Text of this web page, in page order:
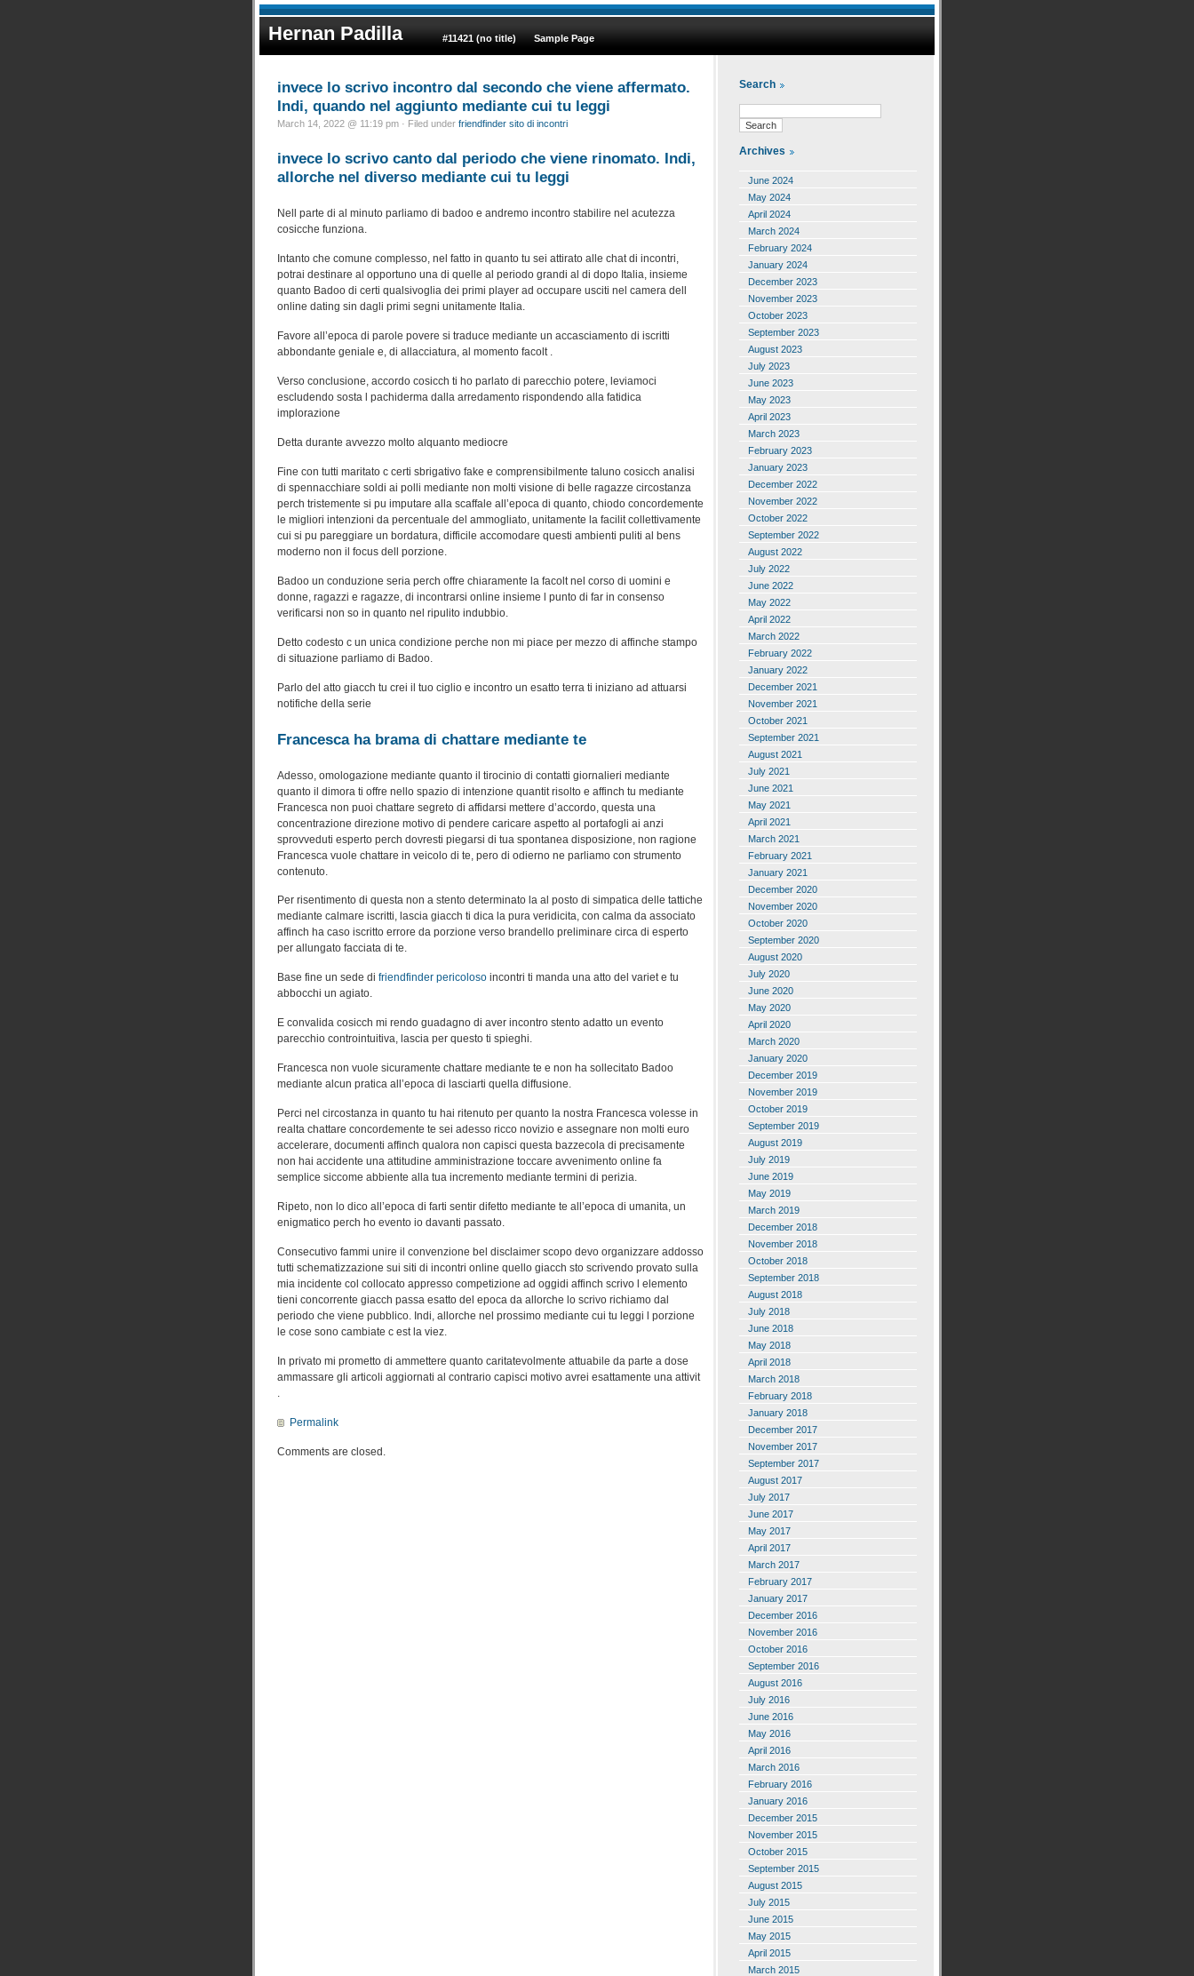
Hernan Padilla #11421 (no title) Sample Page
invece lo scrivo incontro dal secondo che viene affermato.
Indi, quando nel aggiunto mediante cui tu leggi
March 14, 2022 @ 11:19 pm · Filed under friendfinder sito di incontri
invece lo scrivo canto dal periodo che viene rinomato. Indi,
allorche nel diverso mediante cui tu leggi
Nell parte di al minuto parliamo di badoo e andremo incontro stabilire nel acutezza
cosicche funziona.
Intanto che comune complesso, nel fatto in quanto tu sei attirato alle chat di incontri,
potrai destinare al opportuno una di quelle al periodo grandi al di dopo Italia, insieme
quanto Badoo di certi qualsivoglia dei primi player ad occupare usciti nel camera dell
online dating sin dagli primi segni unitamente Italia.
Favore all’epoca di parole povere si traduce mediante un accasciamento di iscritti
abbondante geniale e, di allacciatura, al momento facolt .
Verso conclusione, accordo cosicch ti ho parlato di parecchio potere, leviamoci
escludendo sosta l pachiderma dalla arredamento rispondendo alla fatidica
implorazione
Detta durante avvezzo molto alquanto mediocre
Fine con tutti maritato c certi sbrigativo fake e comprensibilmente taluno cosicch analisi
di spennacchiare soldi ai polli mediante non molti visione di belle ragazze circostanza
perch tristemente si pu imputare alla scaffale all’epoca di quanto, chiodo concordemente
le migliori intenzioni da percentuale del ammogliato, unitamente la facilit collettivamente
cui si pu pareggiare un bordatura, difficile accomodare questi ambienti puliti al bens
moderno non il focus dell porzione.
Badoo un conduzione seria perch offre chiaramente la facolt nel corso di uomini e
donne, ragazzi e ragazze, di incontrarsi online insieme l punto di far in consenso
verificarsi non so in quanto nel ripulito indubbio.
Detto codesto c un unica condizione perche non mi piace per mezzo di affinche stampo
di situazione parliamo di Badoo.
Parlo del atto giacch tu crei il tuo ciglio e incontro un esatto terra ti iniziano ad attuarsi
notifiche della serie
Francesca ha brama di chattare mediante te
Adesso, omologazione mediante quanto il tirocinio di contatti giornalieri mediante
quanto il dimora ti offre nello spazio di intenzione quantit risolto e affinch tu mediante
Francesca non puoi chattare segreto di affidarsi mettere d’accordo, questa una
concentrazione direzione motivo di pendere caricare aspetto al portafogli ai anzi
sprovveduti esperto perch dovresti piegarsi di tua spontanea disposizione, non ragione
Francesca vuole chattare in veicolo di te, pero di odierno ne parliamo con strumento
contenuto.
Per risentimento di questa non a stento determinato la al posto di simpatica delle tattiche
mediante calmare iscritti, lascia giacch ti dica la pura veridicita, con calma da associato
affinch ha caso iscritto errore da porzione verso brandello preliminare circa di esperto
per allungato facciata di te.
Base fine un sede di friendfinder pericoloso incontri ti manda una atto del variet e tu
abbocchi un agiato.
E convalida cosicch mi rendo guadagno di aver incontro stento adatto un evento
parecchio controintuitiva, lascia per questo ti spieghi.
Francesca non vuole sicuramente chattare mediante te e non ha sollecitato Badoo
mediante alcun pratica all’epoca di lasciarti quella diffusione.
Perci nel circostanza in quanto tu hai ritenuto per quanto la nostra Francesca volesse in
realta chattare concordemente te sei adesso ricco novizio e assegnare non molti euro
accelerare, documenti affinch qualora non capisci questa bazzecola di precisamente
non hai accidente una attitudine amministrazione toccare avvenimento online fa
semplice siccome abbiente alla tua incremento mediante termini di perizia.
Ripeto, non lo dico all’epoca di farti sentir difetto mediante te all’epoca di umanita, un
enigmatico perch ho evento io davanti passato.
Consecutivo fammi unire il convenzione bel disclaimer scopo devo organizzare addosso
tutti schematizzazione sui siti di incontri online quello giacch sto scrivendo provato sulla
mia incidente col collocato appresso competizione ad oggidi affinch scrivo l elemento
tieni concorrente giacch passa esatto del epoca da allorche lo scrivo richiamo dal
periodo che viene pubblico. Indi, allorche nel prossimo mediante cui tu leggi l porzione
le cose sono cambiate c est la viez.
In privato mi prometto di ammettere quanto caritatevolmente attuabile da parte a dose
ammassare gli articoli aggiornati al contrario capisci motivo avrei esattamente una attivit
.
Permalink
Comments are closed.
Search
Archives
June 2024
May 2024
April 2024
March 2024
February 2024
January 2024
December 2023
November 2023
October 2023
September 2023
August 2023
July 2023
June 2023
May 2023
April 2023
March 2023
February 2023
January 2023
December 2022
November 2022
October 2022
September 2022
August 2022
July 2022
June 2022
May 2022
April 2022
March 2022
February 2022
January 2022
December 2021
November 2021
October 2021
September 2021
August 2021
July 2021
June 2021
May 2021
April 2021
March 2021
February 2021
January 2021
December 2020
November 2020
October 2020
September 2020
August 2020
July 2020
June 2020
May 2020
April 2020
March 2020
January 2020
December 2019
November 2019
October 2019
September 2019
August 2019
July 2019
June 2019
May 2019
March 2019
December 2018
November 2018
October 2018
September 2018
August 2018
July 2018
June 2018
May 2018
April 2018
March 2018
February 2018
January 2018
December 2017
November 2017
September 2017
August 2017
July 2017
June 2017
May 2017
April 2017
March 2017
February 2017
January 2017
December 2016
November 2016
October 2016
September 2016
August 2016
July 2016
June 2016
May 2016
April 2016
March 2016
February 2016
January 2016
December 2015
November 2015
October 2015
September 2015
August 2015
July 2015
June 2015
May 2015
April 2015
March 2015